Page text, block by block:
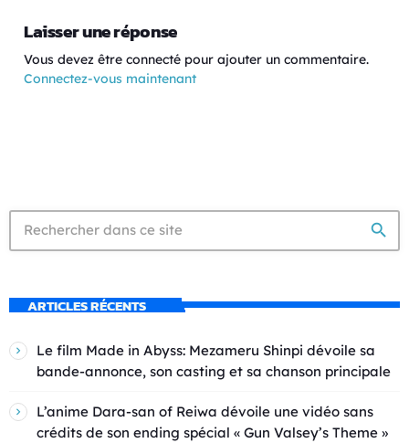
Laisser une réponse
Vous devez être connecté pour ajouter un commentaire.
Connectez-vous maintenant
search
ARTICLES RÉCENTS
Le film Made in Abyss: Mezameru Shinpi dévoile sa
bande-annonce, son casting et sa chanson principale
L’anime Dara-san of Reiwa dévoile une vidéo sans
crédits de son ending spécial « Gun Valsey’s Theme »